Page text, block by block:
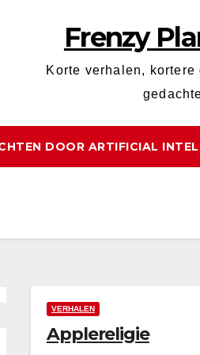
Frenzy
Korte verhalen,
DOOR ARTIFICIAL
VERHALEN
Applereligie